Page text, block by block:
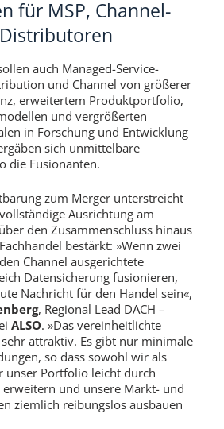
für MSP, Channel-
auch Managed-Service-
und Channel von größerer
erweitertem Produktportfolio,
und vergrößerten
in Forschung und Entwicklung
sich unmittelbare
die Fusionanten.
zum Merger unterstreicht
Ausrichtung am
den Zusammenschluss hinaus
bestärkt: »Wenn zwei
Channel ausgerichtete
Datensicherung fusionieren,
Nachricht für den Handel sein«,
, Regional Lead DACH –
ALSO. »Das vereinheitlichte
attraktiv. Es gibt nur minimale
so dass sowohl wir als
unser Portfolio leicht durch
erweitern und unsere Markt- und
ziemlich reibungslos ausbauen